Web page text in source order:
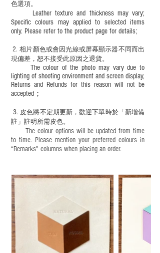
色選項。
Leather texture and thickness may vary;
Specific colours may applied to selected items
only. Please refer to the product page for details;
​2.相片顏色或會因光線或屏幕顯示器不同而出
現偏差，恕不接受此原因之退貨。
The colour of the photo may vary due to
lighting of shooting environment and screen display,
Returns and Refunds for this reason will not be
accepted；
3. 皮色將不定期更新，歡迎下單時於「新增備
註」註明 所需皮色。
The colour options will be updated from time
to time. Please mention your preferred colours in
“Remarks" columns when placing an order.